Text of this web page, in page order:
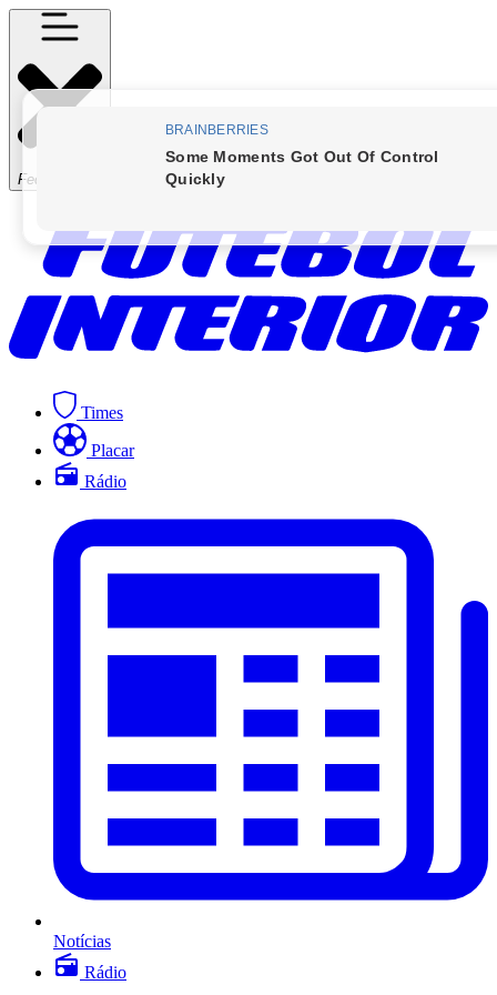
Fechar Menu
Times
Placar
Rádio
Notícias
Rádio